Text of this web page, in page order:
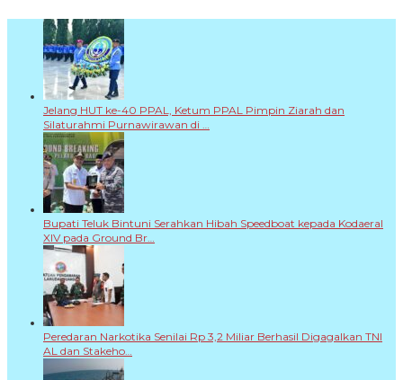
Jelang HUT ke-40 PPAL, Ketum PPAL Pimpin Ziarah dan
Silaturahmi Purnawirawan di …
Bupati Teluk Bintuni Serahkan Hibah Speedboat kepada Kodaeral
XIV pada Ground Br…
Peredaran Narkotika Senilai Rp 3,2 Miliar Berhasil Digagalkan TNI
AL dan Stakeho…